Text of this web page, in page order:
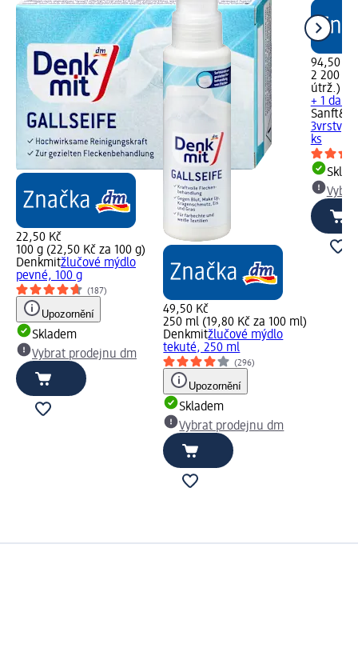
22,50 Kč
100 g (22,50 Kč za 100 g)
Denkmitžlučové mýdlo
pevné, 100 g
(187)
Upozornění
Skladem
Vybrat prodejnu dm
49,50 Kč
250 ml (19,80 Kč za 100 ml)
Denkmitžlučové mýdlo
tekuté, 250 ml
(296)
Upozornění
Skladem
Vybrat prodejnu dm
94,50 Kč
2 200
útrž.)
+ 1 další
3vrstvý
ks